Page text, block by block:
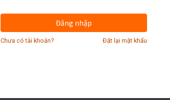
Đăng nhập
Chưa có tài khoản? Đặt lại mật khẩu